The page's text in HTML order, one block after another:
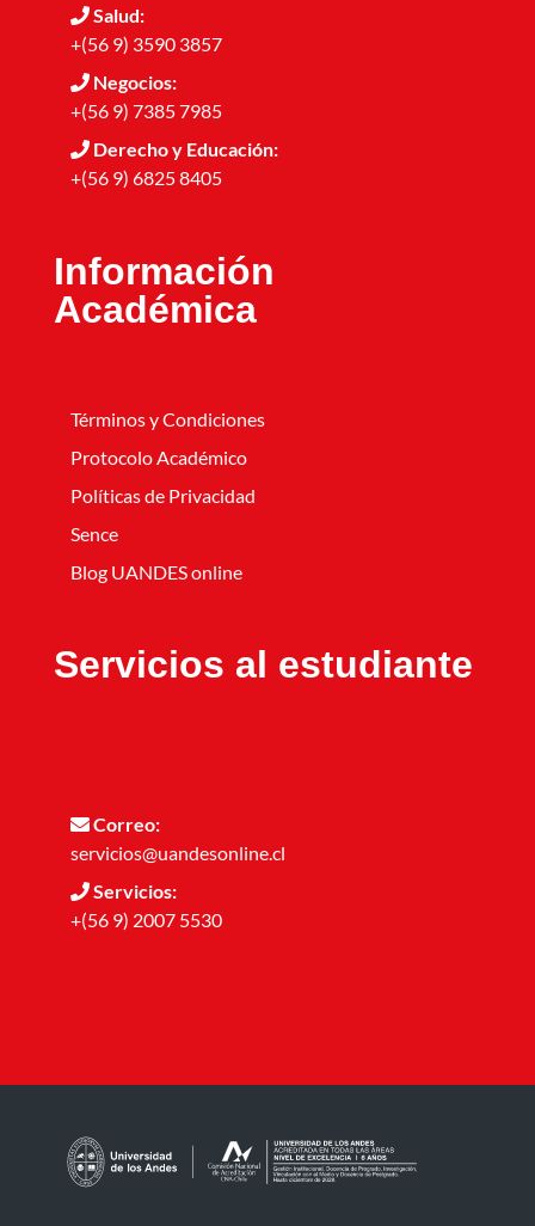
Salud:
+(56 9) 3590 3857
Negocios:
+(56 9) 7385 7985
Derecho y Educación:
+(56 9) 6825 8405
Información
Académica
Términos y Condiciones
Protocolo Académico
Políticas de Privacidad
Sence
Blog UANDES online
Servicios al estudiante
Correo:
servicios@uandesonline.cl
Servicios:
+(56 9) 2007 5530